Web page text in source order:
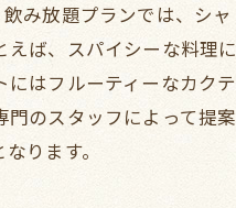
み放題プランでは、シャ
ば、スパイシーな料理に
はフルーティーなカクテ
のスタッフによって提案
ります。